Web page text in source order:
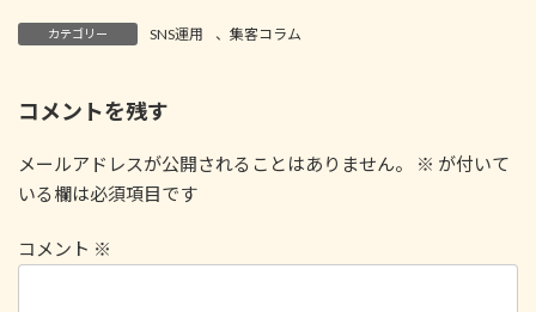
カテゴリー SNS運用 、 集客コラム
コメントを残す
メールアドレスが公開されることはありません。 ※ が付いて
いる欄は必須項目です
コメント ※